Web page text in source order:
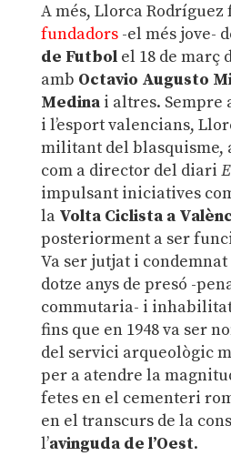
A més, Llorca Rodríguez
fundadors-el més jove-
de Futbolel 18 de març
amb Octavio Augusto
Medinai altres. Sempre
i l’esport valencians,
militant del
com a director del diari
impulsant iniciatives
la Volta Ciclista a
posteriorment a ser
Va ser jutjat i
dotze anys de presó -
commutaria- i
fins que en 1948 va ser
del servici arqueològic
per a atendre la
fetes en el cementeri
en el transcurs de la
l’avinguda de l’Oest.